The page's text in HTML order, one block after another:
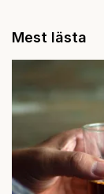
Mest lästa